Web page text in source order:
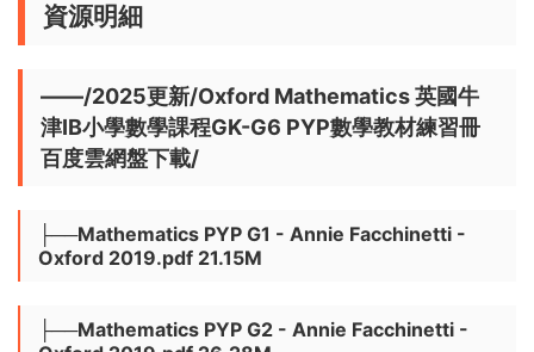
資源明細
——/2025更新/Oxford Mathematics 英國牛
津IB小學數學課程GK-G6 PYP數學教材練習冊
百度雲網盤下載/
├──Mathematics PYP G1 - Annie Facchinetti -
Oxford 2019.pdf 21.15M
├──Mathematics PYP G2 - Annie Facchinetti -